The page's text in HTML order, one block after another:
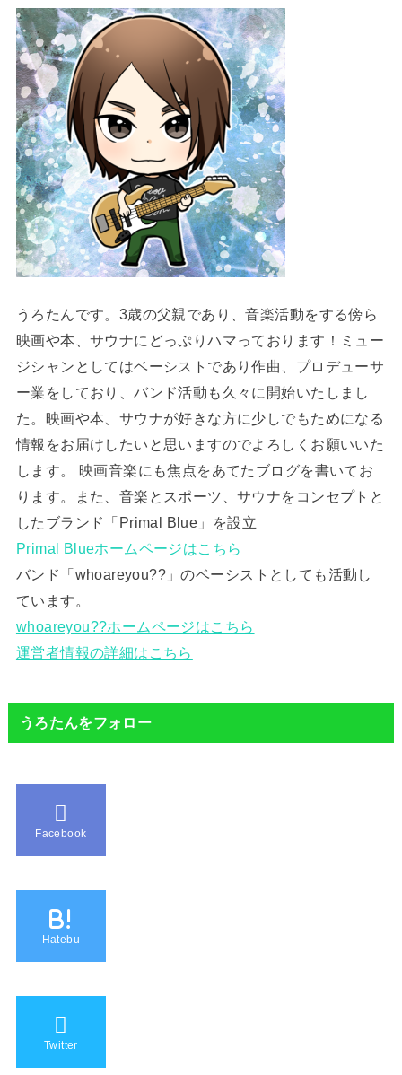
うろたんです。3歳の父親であり、音楽活動をする傍ら
映画や本、サウナにどっぷりハマっております！ミュー
ジシャンとしてはベーシストであり作曲、プロデューサ
ー業をしており、バンド活動も久々に開始いたしまし
た。映画や本、サウナが好きな方に少しでもためになる
情報をお届けしたいと思いますのでよろしくお願いいた
します。 映画音楽にも焦点をあてたブログを書いてお
ります。また、音楽とスポーツ、サウナをコンセプトと
したブランド「Primal Blue」を設立
Primal Blueホームページはこちら
バンド「whoareyou??」のベーシストとしても活動し
ています。
whoareyou??ホームページはこちら
運営者情報の詳細はこちら
うろたんをフォロー
Facebook
B!
Hatebu
Twitter